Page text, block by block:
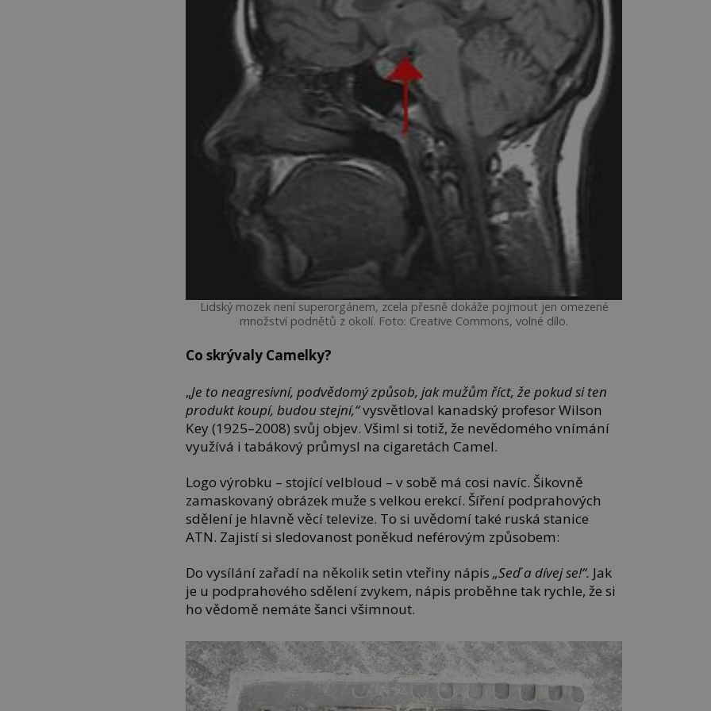
Lidský mozek není superorgánem, zcela přesně dokáže pojmout jen omezené
množství podnětů z okolí. Foto: Creative Commons, volné dílo.
Co skrývaly Camelky?
„Je to neagresivní, podvědomý způsob, jak mužům říct, že pokud si ten
produkt koupí, budou stejní,“vysvětloval kanadský profesor Wilson
Key (1925–2008) svůj objev. Všiml si totiž, že nevědomého vnímání
využívá i tabákový průmysl na cigaretách Camel.
Logo výrobku – stojící velbloud – v sobě má cosi navíc. Šikovně
zamaskovaný obrázek muže s velkou erekcí. Šíření podprahových
sdělení je hlavně věcí televize. To si uvědomí také ruská stanice
ATN. Zajistí si sledovanost poněkud neférovým způsobem:
Do vysílání zařadí na několik setin vteřiny nápis„Seď a dívej se!“. Jak
je u podprahového sdělení zvykem, nápis proběhne tak rychle, že si
ho vědomě nemáte šanci všimnout.